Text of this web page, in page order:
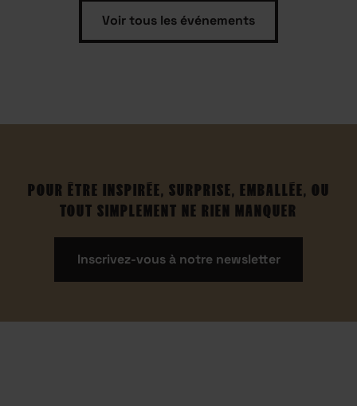
Voir tous les événements
POUR ÊTRE INSPIRÉE, SURPRISE, EMBALLÉE, OU
TOUT SIMPLEMENT NE RIEN MANQUER
Inscrivez-vous à notre newsletter